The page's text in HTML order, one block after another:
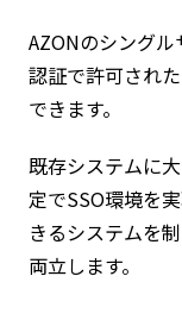
AZONのシング
認証で許可され
できます。
既存システムに
定でSSO環境を
きるシステムを
両立します。